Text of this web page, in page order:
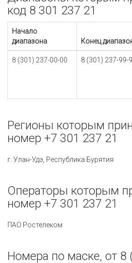
код 8 301 237 21
Начало
диапазона
Конец
8 (301) 237-00-00 8 (301) 237-99-
Регионы которым
номер +7 301 237 21
г. Улан-Удэ, Республика Бурятия
Операторы которым
номер +7 301 237 21
ПАО Ростелеком
Номера по маске, от 8